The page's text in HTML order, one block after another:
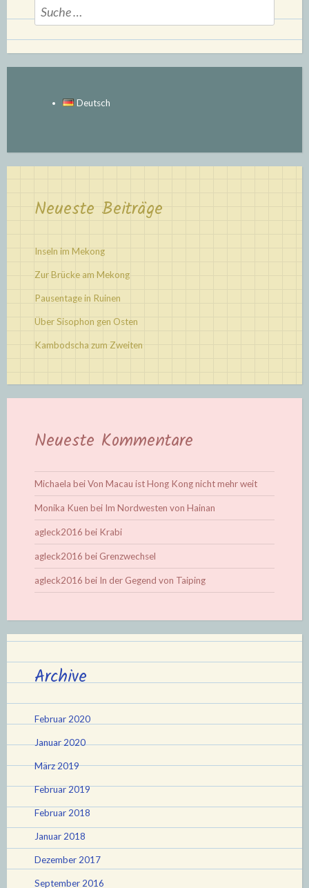
Suche
nach:
Deutsch
Neueste Beiträge
Inseln im Mekong
Zur Brücke am Mekong
Pausentage in Ruinen
Über Sisophon gen Osten
Kambodscha zum Zweiten
Neueste Kommentare
Michaela beiVon Macau ist Hong Kong nicht mehr weit
Monika Kuen bei Im Nordwesten von Hainan
agleck2016 bei Krabi
agleck2016 bei Grenzwechsel
agleck2016 bei In der Gegend von Taiping
Archive
Februar 2020
Januar 2020
März 2019
Februar 2019
Februar 2018
Januar 2018
Dezember 2017
September 2016